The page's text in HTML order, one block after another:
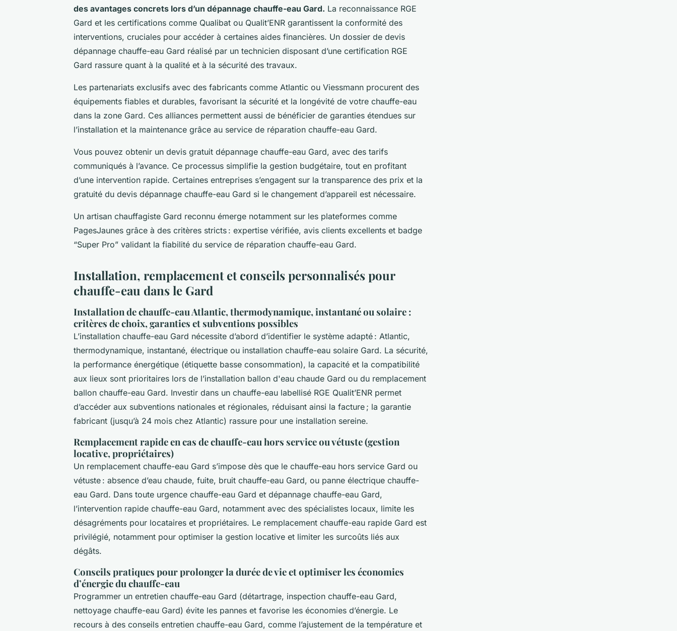
des avantages concrets lors d’un dépannage chauffe-eau Gard. La reconnaissance RGE
Gard et les certifications comme Qualibat ou Qualit’ENR garantissent la conformité des
interventions, cruciales pour accéder à certaines aides financières. Un dossier de devis
dépannage chauffe-eau Gard réalisé par un technicien disposant d’une certification RGE
Gard rassure quant à la qualité et à la sécurité des travaux.
Les partenariats exclusifs avec des fabricants comme Atlantic ou Viessmann procurent des
équipements fiables et durables, favorisant la sécurité et la longévité de votre chauffe-eau
dans la zone Gard. Ces alliances permettent aussi de bénéficier de garanties étendues sur
l’installation et la maintenance grâce au service de réparation chauffe-eau Gard.
Vous pouvez obtenir un devis gratuit dépannage chauffe-eau Gard, avec des tarifs
communiqués à l’avance. Ce processus simplifie la gestion budgétaire, tout en profitant
d’une intervention rapide. Certaines entreprises s’engagent sur la transparence des prix et la
gratuité du devis dépannage chauffe-eau Gard si le changement d’appareil est nécessaire.
Un artisan chauffagiste Gard reconnu émerge notamment sur les plateformes comme
PagesJaunes grâce à des critères stricts : expertise vérifiée, avis clients excellents et badge
“Super Pro” validant la fiabilité du service de réparation chauffe-eau Gard.
Installation, remplacement et conseils personnalisés pour
chauffe-eau dans le Gard
Installation de chauffe-eau Atlantic, thermodynamique, instantané ou solaire :
critères de choix, garanties et subventions possibles
L’installation chauffe-eau Gard nécessite d’abord d’identifier le système adapté : Atlantic,
thermodynamique, instantané, électrique ou installation chauffe-eau solaire Gard. La sécurité,
la performance énergétique (étiquette basse consommation), la capacité et la compatibilité
aux lieux sont prioritaires lors de l’installation ballon d'eau chaude Gard ou du remplacement
ballon chauffe-eau Gard. Investir dans un chauffe-eau labellisé RGE Qualit’ENR permet
d’accéder aux subventions nationales et régionales, réduisant ainsi la facture ; la garantie
fabricant (jusqu’à 24 mois chez Atlantic) rassure pour une installation sereine.
Remplacement rapide en cas de chauffe-eau hors service ou vétuste (gestion
locative, propriétaires)
Un remplacement chauffe-eau Gard s’impose dès que le chauffe-eau hors service Gard ou
vétuste : absence d’eau chaude, fuite, bruit chauffe-eau Gard, ou panne électrique chauffe-
eau Gard. Dans toute urgence chauffe-eau Gard et dépannage chauffe-eau Gard,
l’intervention rapide chauffe-eau Gard, notamment avec des spécialistes locaux, limite les
désagréments pour locataires et propriétaires. Le remplacement chauffe-eau rapide Gard est
privilégié, notamment pour optimiser la gestion locative et limiter les surcoûts liés aux
dégâts.
Conseils pratiques pour prolonger la durée de vie et optimiser les économies
d’énergie du chauffe-eau
Programmer un entretien chauffe-eau Gard (détartrage, inspection chauffe-eau Gard,
nettoyage chauffe-eau Gard) évite les pannes et favorise les économies d’énergie. Le
recours à des conseils entretien chauffe-eau Gard, comme l’ajustement de la température et